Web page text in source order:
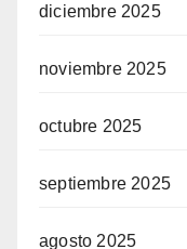
diciembre 2025
noviembre 2025
octubre 2025
septiembre 2025
agosto 2025